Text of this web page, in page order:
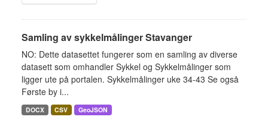
Samling av sykkelmålinger Stavanger
NO: Dette datasettet fungerer som en samling av diverse
datasett som omhandler Sykkel og Sykkelmålinger som
ligger ute på portalen. Sykkelmålinger uke 34-43 Se også
Første by i...
DOCX CSV GeoJSON